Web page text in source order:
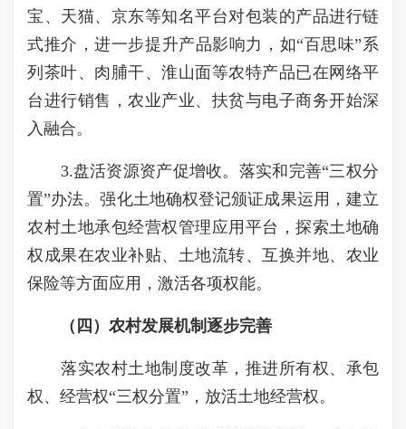
宝、天猫、京东等知名平台对包装的产品进行链
式推介，进一步提升产品影响力，如“百思味”系
列茶叶、肉脯干、淮山面等农特产品已在网络平
台进行销售，农业产业、扶贫与电子商务开始深
入融合。
3.盘活资源资产促增收。落实和完善“三权分
置”办法。强化土地确权登记颁证成果运用，建立
农村土地承包经营权管理应用平台，探索土地确
权成果在农业补贴、土地流转、互换并地、农业
保险等方面应用，激活各项权能。
（四）农村发展机制逐步完善
落实农村土地制度改革，推进所有权、承包
权、经营权“三权分置”，放活土地经营权。